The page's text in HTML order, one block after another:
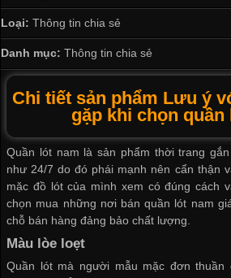
Loại: Thông tin chia sẻ
Danh mục: Thông tin chia sẻ
Chi tiết sản phẩm Lưu ý
gặp khi chọn quần
Quần lót nam là sản phẩm thời trang
như 24/7 do đó phái mạnh nên cẩn thận
mặc đồ lót của mình xem có đúng cách
chọn mua những nơi bánquần lót nam
chỗ bán hàng đảng bảo chất lượng.
Màu lòe loẹt
Quần lót mà người mẫu mặc đơn thuần